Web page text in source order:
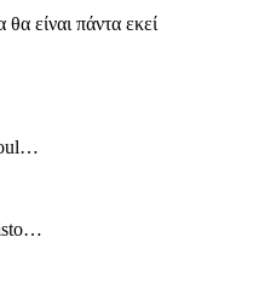
είναι πάντα εκεί